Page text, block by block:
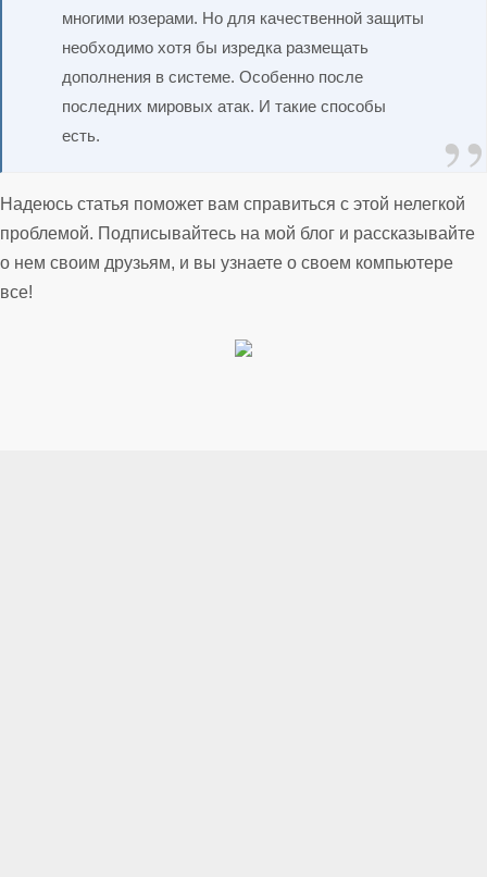
многими юзерами. Но для качественной защиты
необходимо хотя бы изредка размещать
дополнения в системе. Особенно после
последних мировых атак. И такие способы
есть.
Надеюсь статья поможет вам справиться с этой нелегкой
проблемой. Подписывайтесь на мой блог и рассказывайте
о нем своим друзьям, и вы узнаете о своем компьютере
все!